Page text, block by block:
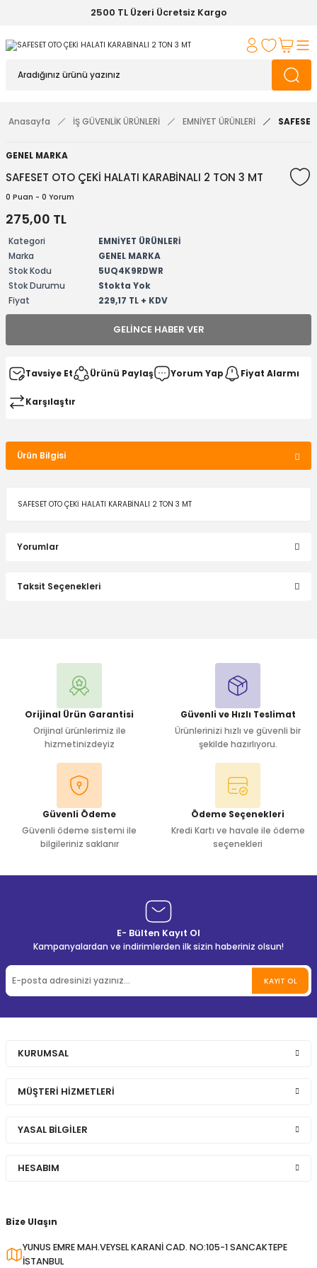
2500 TL Üzeri Ücretsiz Kargo
Anasayfa İŞ GÜVENLİK ÜRÜNLERİ EMNİYET ÜRÜNLERİ
GENEL MARKA
SAFESET OTO ÇEKİ HALATI KARABİNALI 2 TON 3 MT
0 Puan - 0 Yorum
275,00 TL
Kategori
EMNİYET ÜRÜNLERİ
Marka
GENEL MARKA
Stok Kodu
5UQ4K9RDWR
Stok Durumu
Stokta Yok
Fiyat
229,17 TL + KDV
GELINCE HABER VER
Tavsiye Et Ürünü Paylaş Yorum Yap Fiyat Alarmı
Karşılaştır
Ürün Bilgisi
SAFESET OTO ÇEKİ HALATI KARABİNALI 2 TON 3 MT
Yorumlar
Taksit Seçenekleri
Orijinal Ürün Garantisi
Orijinal ürünlerimiz ile
hizmetinizdeyiz
Güvenli ve Hızlı Teslimat
Ürünlerinizi hızlı ve güvenli bir
şekilde hazırlıyoru.
Güvenli Ödeme
Güvenli ödeme sistemi ile
bilgileriniz saklanır
Ödeme Seçenekleri
Kredi Kartı ve havale ile ödeme
seçenekleri
E- Bülten Kayıt Ol
Kampanyalardan ve indirimlerden ilk sizin haberiniz olsun!
KAYIT OL
Bize Ulaşın
YUNUS EMRE MAH.VEYSEL KARANİ CAD. NO:105-1 SANCAKTEPE
İSTANBUL
KURUMSAL
MÜŞTERİ HİZMETLERİ
YASAL BİLGİLER
HESABIM